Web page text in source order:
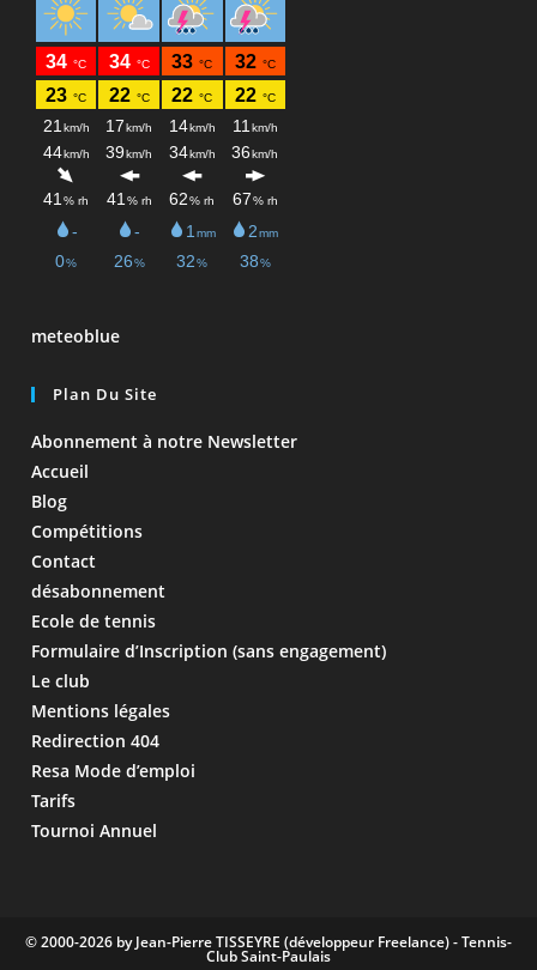
meteoblue
Plan Du Site
Abonnement à notre Newsletter
Accueil
Blog
Compétitions
Contact
désabonnement
Ecole de tennis
Formulaire d’Inscription (sans engagement)
Le club
Mentions légales
Redirection 404
Resa Mode d’emploi
Tarifs
Tournoi Annuel
© 2000-2026 by Jean-Pierre TISSEYRE (développeur Freelance) - Tennis-
Club Saint-Paulais